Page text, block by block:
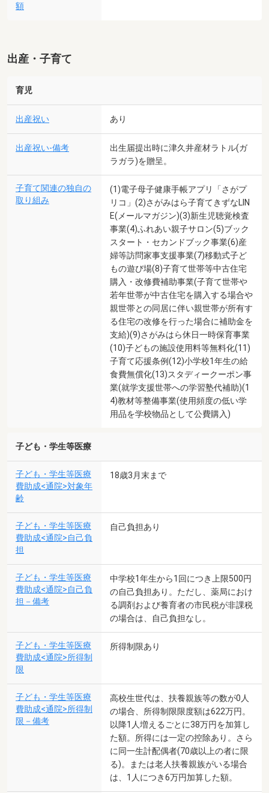
額
出産・子育て
育児
出産祝い あり
出産祝い-備考
出生届提出時に津久井産材ラトル(ガ
ラガラ)を贈呈。
子育て関連の独自の
取り組み
(1)電子母子健康手帳アプリ「さがプ
リコ」(2)さがみはら子育てきずなLIN
E(メールマガジン)(3)新生児聴覚検査
事業(4)ふれあい親子サロン(5)ブック
スタート・セカンドブック事業(6)産
婦等訪問家事支援事業(7)移動式子ど
もの遊び場(8)子育て世帯等中古住宅
購入・改修費補助事業(子育て世帯や
若年世帯が中古住宅を購入する場合や
親世帯との同居に伴い親世帯が所有す
る住宅の改修を行った場合に補助金を
支給)(9)さがみはら休日一時保育事業
(10)子どもの施設使用料等無料化(11)
子育て応援条例(12)小学校1年生の給
食費無償化(13)スタディークーポン事
業(就学支援世帯への学習塾代補助)(1
4)教材等整備事業(使用頻度の低い学
用品を学校物品として公費購入)
子ども・学生等医療
子ども・学生等医療
費助成<通院>対象年
齢
18歳3月末まで
子ども・学生等医療
費助成<通院>自己負
担
自己負担あり
子ども・学生等医療
費助成<通院>自己負
担－備考
中学校1年生から1回につき上限500円
の自己負担あり。ただし、薬局におけ
る調剤および養育者の市民税が非課税
の場合は、自己負担なし。
子ども・学生等医療
費助成<通院>所得制
限
所得制限あり
子ども・学生等医療
費助成<通院>所得制
限－備考
高校生世代は、扶養親族等の数が0人
の場合、所得制限限度額は622万円。
以降1人増えるごとに38万円を加算し
た額。所得には一定の控除あり。さら
に同一生計配偶者(70歳以上の者に限
る)。または老人扶養親族がいる場合
は、1人につき6万円加算した額。